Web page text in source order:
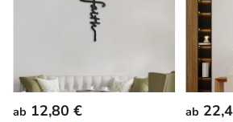
ab 12,80 € ab